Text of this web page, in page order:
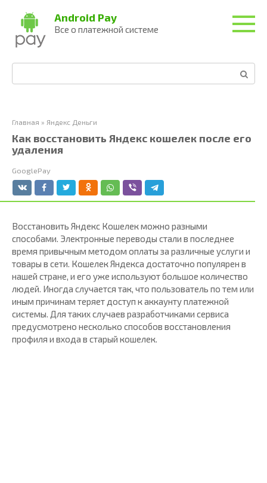
контенту
Android Pay
Все о платежной системе
Главная » Яндекс Деньги
Как восстановить Яндекс кошелек после его
удаления
GooglePay
Восстановить Яндекс Кошелек можно разными
способами. Электронные переводы стали в последнее
время привычным методом оплаты за различные услуги и
товары в сети. Кошелек Яндекса достаточно популярен в
нашей стране, и его уже используют большое количество
людей. Иногда случается так, что пользователь по тем или
иным причинам теряет доступ к аккаунту платежной
системы. Для таких случаев разработчиками сервиса
предусмотрено несколько способов восстановления
профиля и входа в старый кошелек.